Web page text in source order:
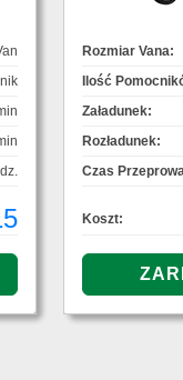
Rozmiar Vana:
Ilość
Załadunek:
Rozładunek:
Czas
Koszt: